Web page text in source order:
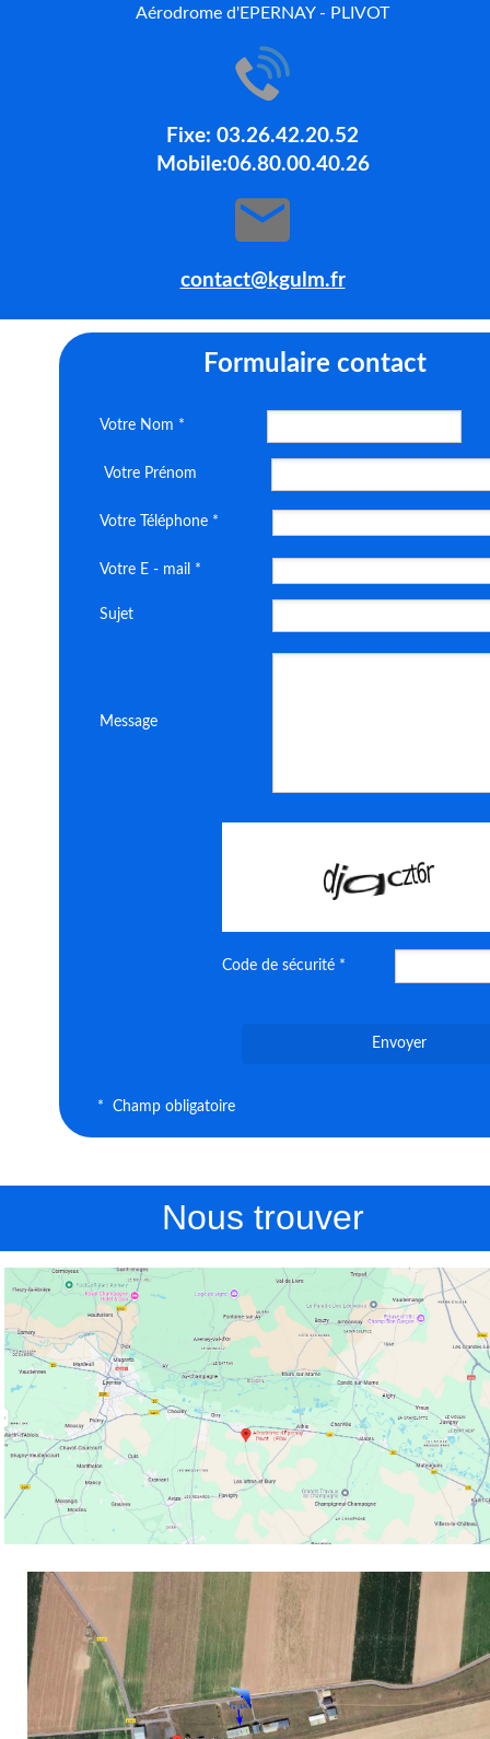
Aérodrome d'EPERNAY - PLIVOT
Fixe: 03.26.42.20.52
Mobile:06.80.00.40.26
contact@kgulm.fr
Formulaire contact
Votre Nom *
Votre Prénom
Votre Téléphone *
Votre E - mail *
Sujet
Message
Code de sécurité *
Envoyer
* Champ obligatoire
Nous trouver